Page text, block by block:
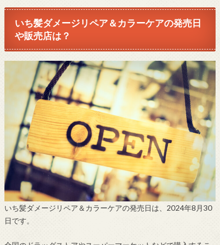
いち髪ダメージリペア＆カラーケアの発売日
や販売店は？
いち髪ダメージリペア＆カラーケアの発売日は、2024年8月30
日です。